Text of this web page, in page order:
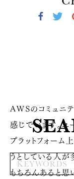
AWSのコミュニ
感じでいます。
プラットフォーム
うとしている人
もちろんあると